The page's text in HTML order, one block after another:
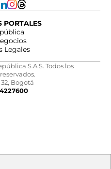
PORTALES
Legales
S.A.S. Todos los
32, Bogotá